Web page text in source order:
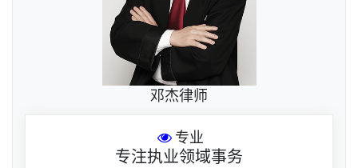
邓杰律师
专业
专注执业领域事务